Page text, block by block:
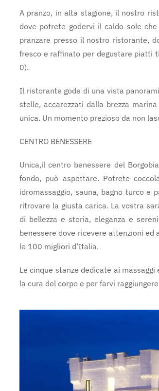
A pranzo, in alta stagione, il nostro
dove potrete godervi il caldo sole
pranzare presso il nostro ristorante,
fresco e raffinato per degustare piatti
0).
Il ristorante gode di una vista
stelle, accarezzati dalla brezza
unica. Un momento prezioso da non
CENTRO BENESSERE
Unica,il centro benessere del
fondo, può aspettare. Potrete
idromassaggio, sauna, bagno turco e
ritrovare la giusta carica. La vostra
di bellezza e storia, eleganza e
benessere dove ricevere attenzioni
le 100 migliori d’Italia.
Le cinque stanze dedicate ai
la cura del corpo e per farvi